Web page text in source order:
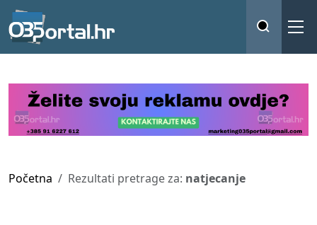
Početna Rezultati pretrage za: natjecanje